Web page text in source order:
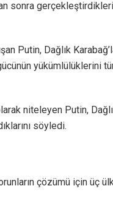
sonra
Putin, Dağlık
yükümlülüklerini
niteleyen Putin,
söyledi.
çözümü için üç